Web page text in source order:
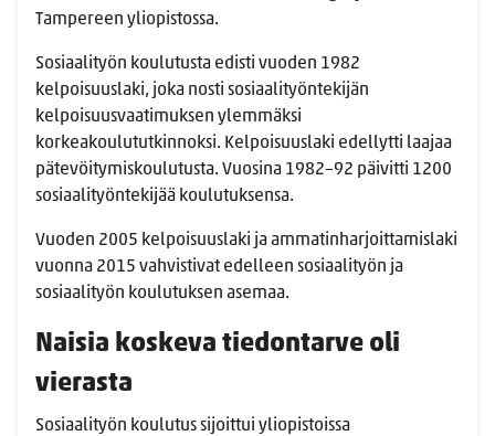
Tampereen yliopistossa.
Sosiaalityön koulutusta edisti vuoden 1982
kelpoisuuslaki, joka nosti sosiaalityöntekijän
kelpoisuusvaatimuksen ylemmäksi
korkeakoulututkinnoksi. Kelpoisuuslaki edellytti laajaa
pätevöitymiskoulutusta. Vuosina 1982–92 päivitti 1200
sosiaalityöntekijää koulutuksensa.
Vuoden 2005 kelpoisuuslaki ja ammatinharjoittamislaki
vuonna 2015 vahvistivat edelleen sosiaalityön ja
sosiaalityön koulutuksen asemaa.
Naisia koskeva tiedontarve oli
vierasta
Sosiaalityön koulutus sijoittui yliopistoissa